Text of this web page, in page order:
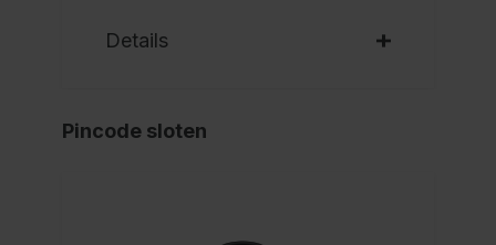
Details
Pincode sloten